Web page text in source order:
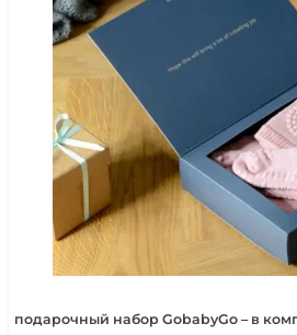
подарочный набор GobabyGo – в